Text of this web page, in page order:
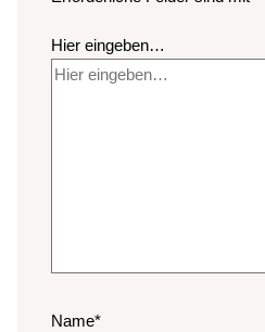
Hier eingeben…
Name*